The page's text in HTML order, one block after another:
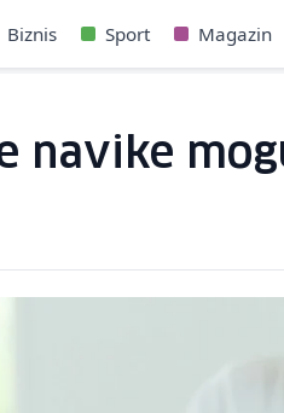
Biznis Sport Magazin
navike